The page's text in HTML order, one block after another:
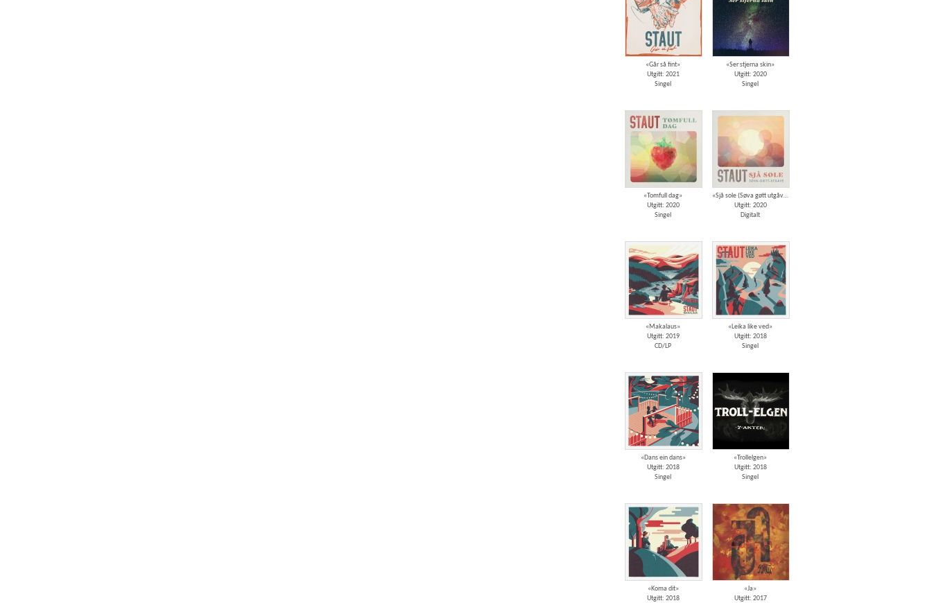
«Går så fint»
Utgitt: 2021
Singel
«Ser stjerna skin»
Utgitt: 2020
Singel
«Tomfull dag»
Utgitt: 2020
Singel
«Sjå sole (Søva gøtt utgåve)»
Utgitt: 2020
Digitalt
«Makalaus»
Utgitt: 2019
CD/LP
«Leika like ved»
Utgitt: 2018
Singel
«Dans ein dans»
Utgitt: 2018
Singel
«Trollelgen»
Utgitt: 2018
Singel
«Koma dit»
Utgitt: 2018
«Ja»
Utgitt: 2017